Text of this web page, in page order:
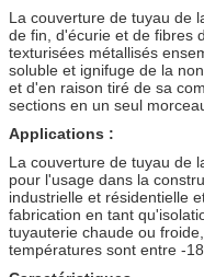
La couverture de tuyau de
de fin, d'écurie et de fibres
texturisées métallisés
soluble et ignifuge de la
et d'en raison tiré de sa
sections en un seul
Applications :
La couverture de tuyau de
pour l'usage dans la
industrielle et résidentielle
fabrication en tant
tuyauterie chaude ou
températures sont entre -